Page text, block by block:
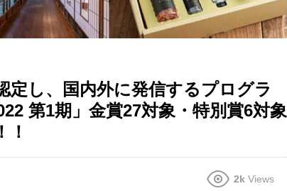
し、国内外に発信するプログラ
第1期」金賞27対象・特別賞6対象
！
2k Views